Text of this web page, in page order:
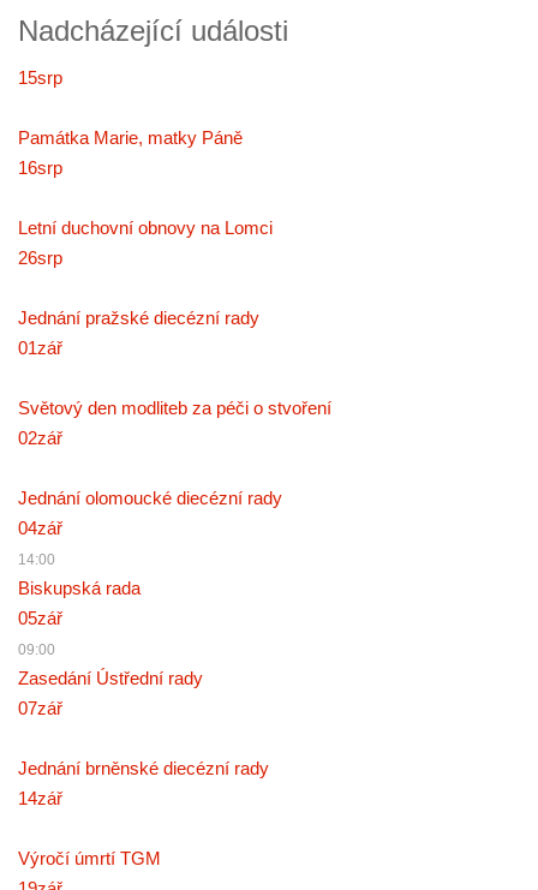
Nadcházející události
15srp
Památka Marie, matky Páně
16srp
Letní duchovní obnovy na Lomci
26srp
Jednání pražské diecézní rady
01zář
Světový den modliteb za péči o stvoření
02zář
Jednání olomoucké diecézní rady
04zář
14:00
Biskupská rada
05zář
09:00
Zasedání Ústřední rady
07zář
Jednání brněnské diecézní rady
14zář
Výročí úmrtí TGM